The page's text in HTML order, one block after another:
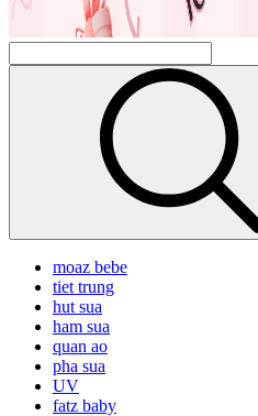
moaz bebe
tiet trung
hut sua
ham sua
quan ao
pha sua
UV
fatz baby